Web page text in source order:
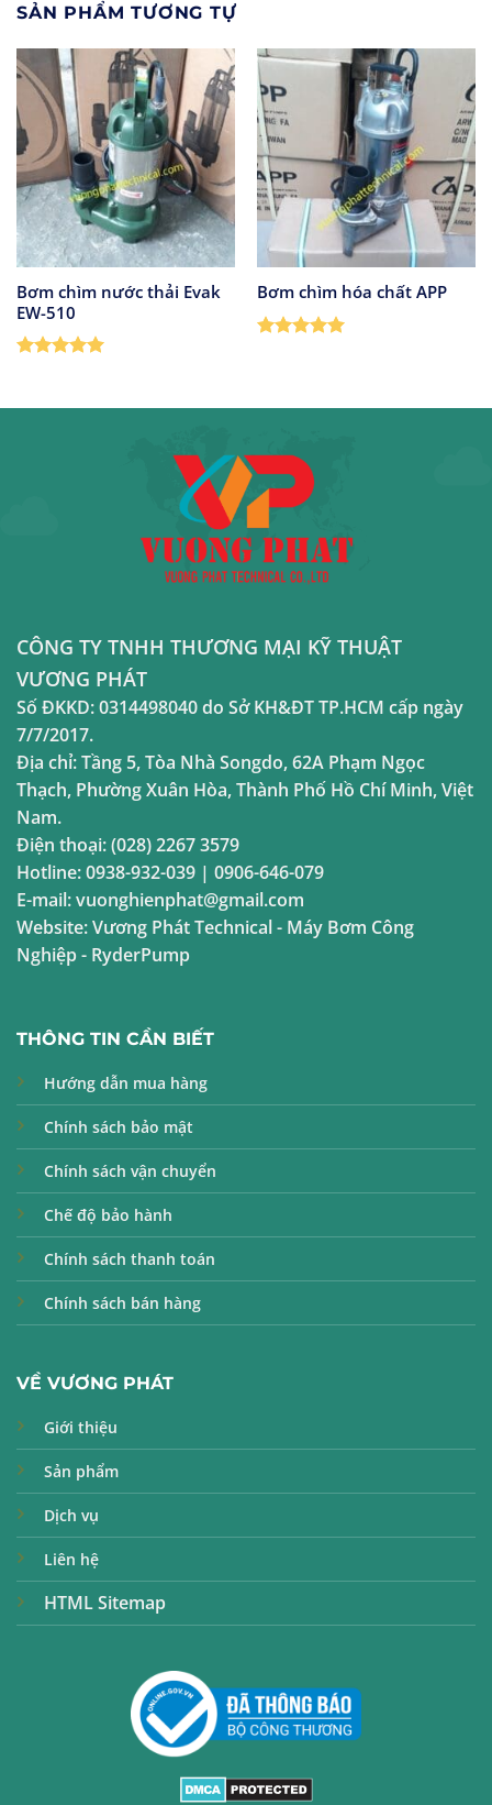
SẢN PHẨM TƯƠNG TỰ
Bơm chìm nước thải Evak
EW-510
sao
Bơm chìm hóa chất APP
CÔNG TY TNHH THƯƠNG MẠI KỸ THUẬT
VƯƠNG PHÁT
Số ĐKKD:0314498040do Sở KH&ĐT TP.HCM cấp ngày
7/7/2017.
Địa chỉ:Tầng 5, Tòa Nhà Songdo, 62A Phạm Ngọc
Thạch, Phường Xuân Hòa, Thành Phố Hồ Chí Minh, Việt
Nam.
Điện thoại:(028) 2267 3579
Hotline:0938-932-039 | 0906-646-079
E-mail:vuonghienphat@gmail.com
Website:Vương Phát Technical- Máy Bơm Công
Nghiệp- RyderPump
THÔNG TIN CẦN BIẾT
Hướng dẫn mua hàng
Chính sách bảo mật
Chính sách vận chuyển
Chế độ bảo hành
Chính sách thanh toán
Chính sách bán hàng
VỀ VƯƠNG PHÁT
Giới thiệu
Sản phẩm
Dịch vụ
Liên hệ
HTML Sitemap